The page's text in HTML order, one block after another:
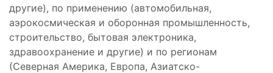
другие), по применению (автомобильная,
аэрокосмическая и оборонная промышленность,
строительство, бытовая электроника,
здравоохранение и другие) и по регионам
(Северная Америка, Европа, Азиатско-